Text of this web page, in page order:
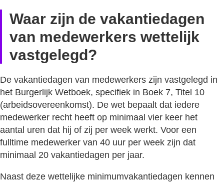
Waar zijn de vakantiedagen
van medewerkers wettelijk
vastgelegd?
De vakantiedagen van medewerkers zijn vastgelegd in
het Burgerlijk Wetboek, specifiek in Boek 7, Titel 10
(arbeidsovereenkomst). De wet bepaalt dat iedere
medewerker recht heeft op minimaal vier keer het
aantal uren dat hij of zij per week werkt. Voor een
fulltime medewerker van 40 uur per week zijn dat
minimaal 20 vakantiedagen per jaar.
Naast deze wettelijke minimumvakantiedagen kennen